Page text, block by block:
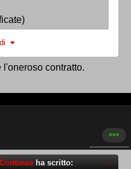
l'oneroso contratto.
ha scritto: